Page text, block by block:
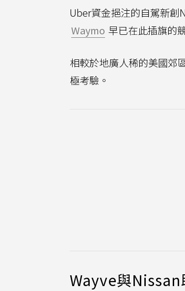
Uber資金挹注的自駕新創
Waymo 早已在此插旗的
相較於地廣人稀的美國郊
極考驗。
Wayve與